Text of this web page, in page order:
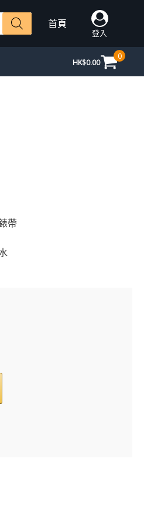
首頁
登入
HK$0.00
0
帶